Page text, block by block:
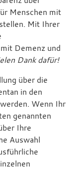
Menschen mit
Mit Ihrer
Demenz und
Dank dafür!
über die
in den
Wenn Ihr
genannten
Ihre
Auswahl